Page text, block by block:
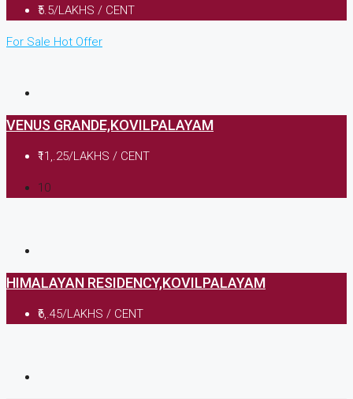
₹5.5/LAKHS / CENT
For Sale Hot Offer
VENUS GRANDE,KOVILPALAYAM
₹11,.25/LAKHS / CENT
10
HIMALAYAN RESIDENCY,KOVILPALAYAM
₹6,.45/LAKHS / CENT